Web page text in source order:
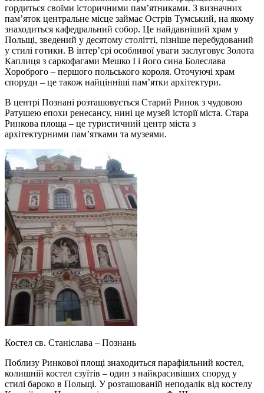
гордиться своїми історичними пам’ятниками. З визначних
пам’яток центральне місце займає Острів Тумський, на якому
знаходиться кафедральний собор. Це найдавніший храм у
Польщі, зведений у десятому столітті, пізніше перебудований
у стилі готики. В інтер’єрі особливої уваги заслуговує Золота
Каплиця з саркофагами Мешко I і його сина Болеслава
Хороброго – першого польського короля. Оточуючі храм
споруди – це також найцінніші пам’ятки архітектури.
В центрі Познані розташовується Старий Ринок з чудовою
Ратушею епохи ренесансу, нині це музей історії міста. Стара
Ринкова площа – це туристичний центр міста з
архітектурними пам’ятками та музеями.
Костел св. Станіслава – Познань
Поблизу Ринкової площі знаходиться парафіяльний костел,
колишній костел єзуїтів – один з найкрасивіших споруд у
стилі бароко в Польщі. У розташованій неподалік від костелу